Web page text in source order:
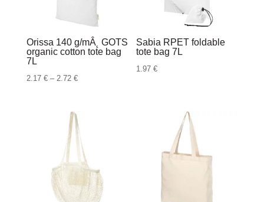
Orissa 140 g/mÂ˛ GOTS
organic cotton tote bag
7L
2.17 € – 2.72 €Raspon
2.17 €
do
2.72 €
Sabia RPET foldable
tote bag 7L
1.97€